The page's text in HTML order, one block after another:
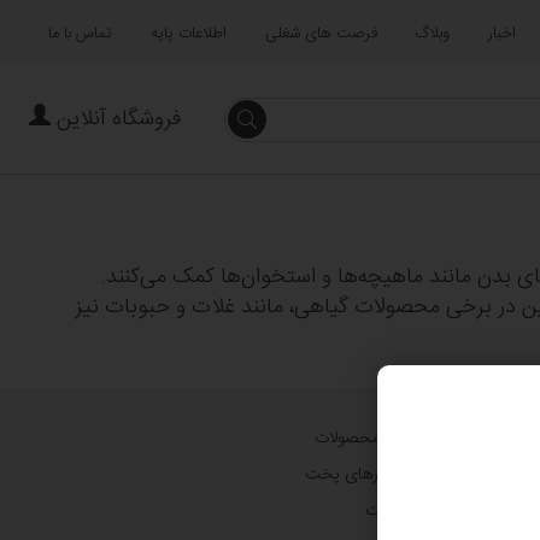
اخبار وبلاگ فرصت های شغلی اطلاعات پایه تماس با ما
جستجو فروشگاه آنلاین
بدن مانند ماهیچه‌ها و استخوان‌ها کمک می‌کنند.
برخی محصولات گیاهی، مانند غلات و حبوبات نیز
همه محصولات
دستورهای پخت
خدمات